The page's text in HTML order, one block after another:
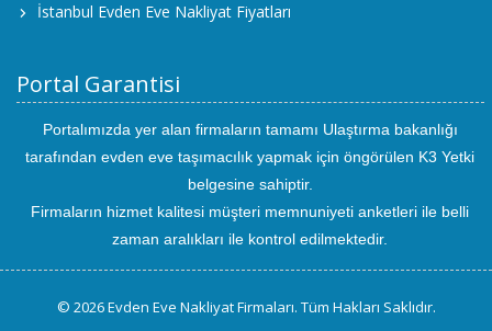
İstanbul Evden Eve Nakliyat Fiyatları
Portal Garantisi
Portalımızda yer alan firmaların tamamı Ulaştırma bakanlığı
tarafından evden eve taşımacılık yapmak için öngörülen K3 Yetki
belgesine sahiptir.
Firmaların hizmet kalitesi müşteri memnuniyeti anketleri ile belli
zaman aralıkları ile kontrol edilmektedir.
© 2026 Evden Eve Nakliyat Firmaları. Tüm Hakları Saklıdır.